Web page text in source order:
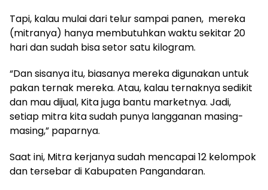
Tapi, kalau mulai dari telur sampai panen, mereka
(mitranya) hanya membutuhkan waktu sekitar 20
hari dan sudah bisa setor satu kilogram.
“Dan sisanya itu, biasanya mereka digunakan untuk
pakan ternak mereka. Atau, kalau ternaknya sedikit
dan mau dijual, Kita juga bantu marketnya. Jadi,
setiap mitra kita sudah punya langganan masing-
masing,” paparnya.
Saat ini, Mitra kerjanya sudah mencapai 12 kelompok
dan tersebar di Kabupaten Pangandaran.